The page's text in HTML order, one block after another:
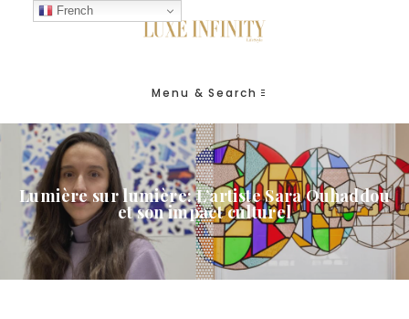
Menu & Search
Lumière sur lumière: L’artiste Sara Ouhaddou
et son impact culturel
French